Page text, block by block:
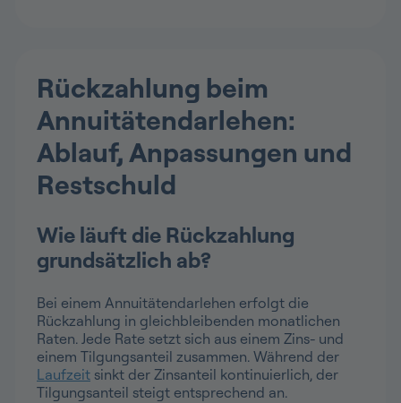
Rückzahlung beim
Annuitätendarlehen:
Ablauf, Anpassungen und
Restschuld
Wie läuft die Rückzahlung
grundsätzlich ab?
Bei einem Annuitätendarlehen erfolgt die
Rückzahlung in gleichbleibenden monatlichen
Raten. Jede Rate setzt sich aus einem Zins- und
einem Tilgungsanteil zusammen. Während der
Laufzeit sinkt der Zinsanteil kontinuierlich, der
Tilgungsanteil steigt entsprechend an.